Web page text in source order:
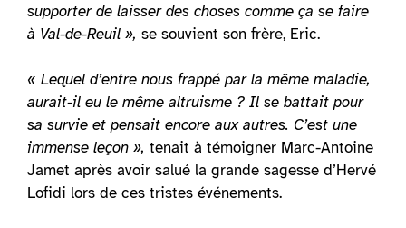
supporter de laisser des choses comme ça se faire
à Val-de-Reuil », se souvient son frère, Eric.
« Lequel d’entre nous frappé par la même maladie,
aurait-il eu le même altruisme ? Il se battait pour
sa survie et pensait encore aux autres. C’est une
immense leçon », tenait à témoigner Marc-Antoine
Jamet après avoir salué la grande sagesse d’Hervé
Lofidi lors de ces tristes événements.